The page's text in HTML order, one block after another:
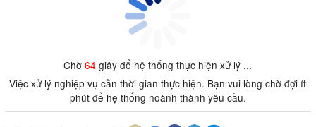
Chờ64 giây để hệ thống thực hiện xử lý ...
Việc xử lý nghiệp vụ cần thời gian thực hiện. Bạn vui lòng chờ đợi ít
phút để hệ thống hoành thành yêu cầu.